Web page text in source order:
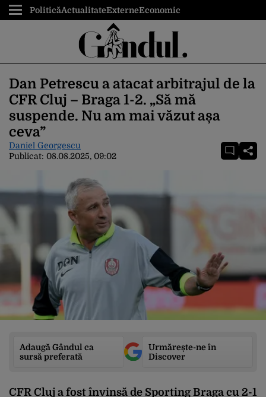
PoliticăActualitateExterneEconomic
Dan Petrescu a atacat arbitrajul de la
CFR Cluj – Braga 1-2. „Să mă
suspende. Nu am mai văzut așa
ceva”
Daniel Georgescu
Publicat: 08.08.2025, 09:02
Adaugă Gândul ca
sursă preferată
Urmărește-ne în
Discover
CFR Cluj a fost învinsă de Sporting Braga cu 2-1